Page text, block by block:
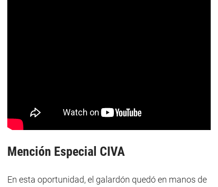
Mención Especial CIVA
En esta oportunidad, el galardón quedó en manos de